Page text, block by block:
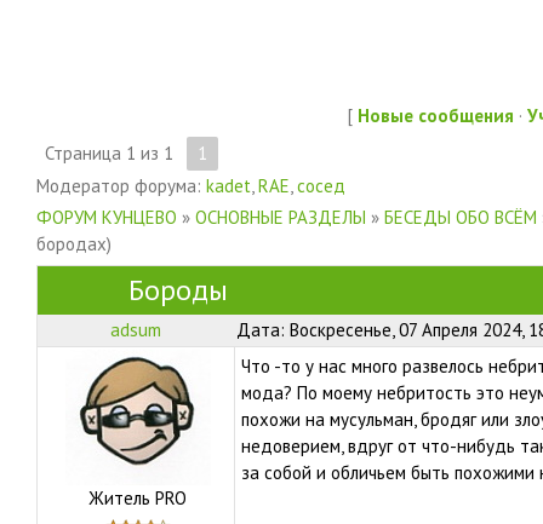
[ Новые сообщения ·
Страница 1 из 1
1
Модератор форума: kadet,RAE,сосед
ФОРУМ КУНЦЕВО » ОСНОВНЫЕ РАЗДЕЛЫ » БЕСЕДЫ ОБО ВСЁМ
бородах)
Бороды
adsum Дата: Воскресенье, 07 Апреля 2024,
Житель PRO
Что -то у нас много развелось
мода? По моему небритость это
похожи на мусульман, бродяг или
недоверием, вдруг от что-нибудь
за собой и обличьем быть